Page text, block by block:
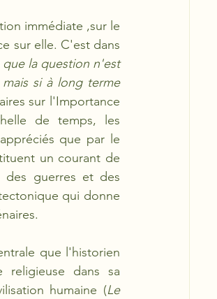
immédiate ,sur le
sur elle. C'est dans
la question n'est
si à long terme
sur l'Importance
de temps, les
que par le
un courant de
des guerres et des
qui donne
que l'historien
dans sa
humaine (Le